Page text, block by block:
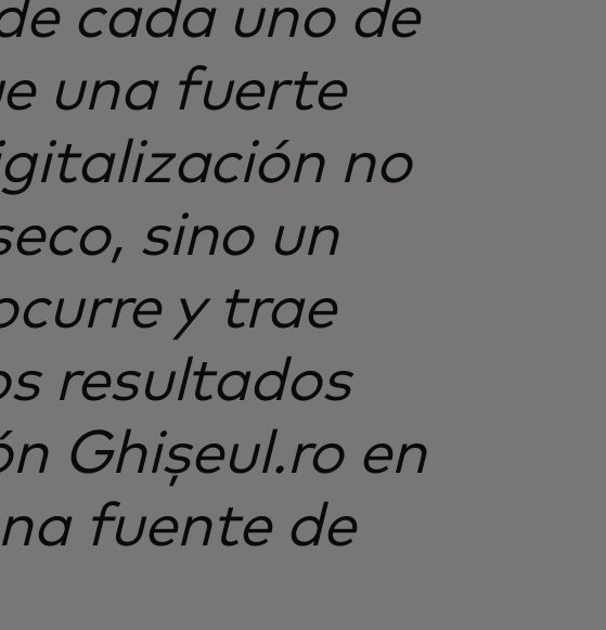
cada uno de
una fuerte
no
sino un
y trae
resultados
Ghișeul.ro en
fuente de